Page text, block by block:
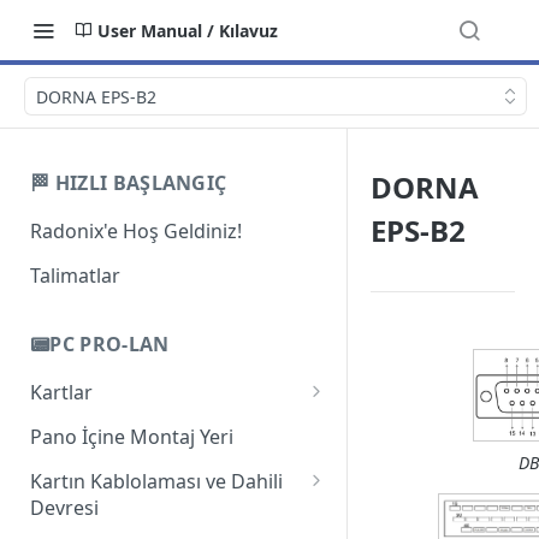
User Manual / Kılavuz
DORNA EPS-B2
🏁 HIZLI BAŞLANGIÇ
Radonix'e Hoş Geldiniz!
Talimatlar
📟PC PRO-LAN
Kartlar
Giriş
PC-Pro LAN 2A
PC-Pro LAN 3AS
Pano İçine Montaj Yeri
Kartın Kablolaması ve Dahili
Devresi
DORNA
EPS-B2